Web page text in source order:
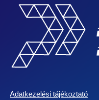
Adatkezelési tájékoztató